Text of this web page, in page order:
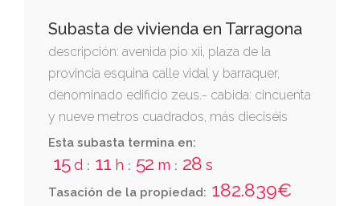
Subasta de vivienda en Tarragona
descripción: avenida pio xii, plaza de la
provincia esquina calle vidal y barraquer,
denominado edificio zeus.- cabida: cincuenta
y nueve metros cuadrados, más dieciséis
metros cuadrados de terraza y dos metros
cuadrados de partes comune
Esta subasta termina en:
15d : 11 h : 52 m : 27 s
Tasación de la propiedad: 182.839€